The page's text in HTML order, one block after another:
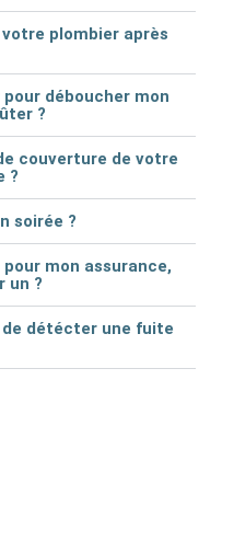
plombier après
déboucher mon
?
couverture de votre
?
soirée ?
mon assurance,
un ?
détécter une fuite